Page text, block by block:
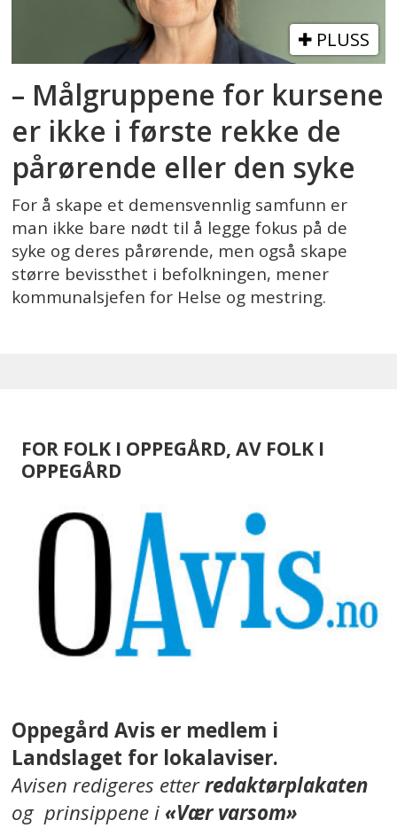
PLUSS
– Målgruppene for kursene
er ikke i første rekke de
pårørende eller den syke
For å skape et demensvennlig samfunn er
man ikke bare nødt til å legge fokus på de
syke og deres pårørende, men også skape
større bevissthet i befolkningen, mener
kommunalsjefen for Helse og mestring.
FOR FOLK I OPPEGÅRD, AV FOLK I
OPPEGÅRD
Oppegård Avis er medlem i
Landslaget for lokalaviser.
Avisen redigeres etterredaktørplakaten
og prinsippene i«Vær varsom»